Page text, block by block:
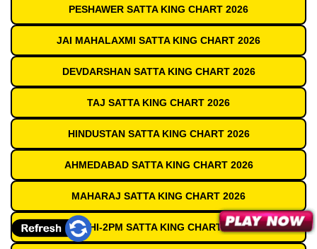
PESHAWER SATTA KING CHART 2026
JAI MAHALAXMI SATTA KING CHART 2026
DEVDARSHAN SATTA KING CHART 2026
TAJ SATTA KING CHART 2026
HINDUSTAN SATTA KING CHART 2026
AHMEDABAD SATTA KING CHART 2026
MAHARAJ SATTA KING CHART 2026
DELHI-2PM SATTA KING CHART 2026